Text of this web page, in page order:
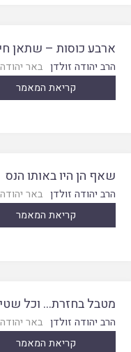
ארבע כוסות – שתאן
הרב יהודה זולדן באר
קריאת המאמר
שאף הן היו באותו הנס
הרב יהודה זולדן באר
קריאת המאמר
מטבל בחזרת… וכל
הרב יהודה זולדן באר
קריאת המאמר